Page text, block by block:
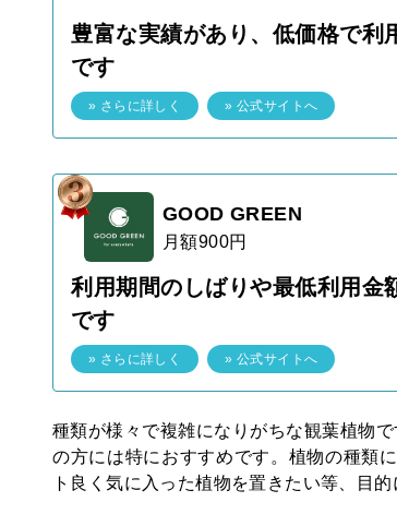
豊富な実績があり、低価格で利
です
» さらに詳しく » 公式サイトへ
GOOD GREEN
月額900円
利用期間のしばりや最低利用金
です
» さらに詳しく » 公式サイトへ
種類が様々で複雑になりがちな観葉植物
の方には特におすすめです。植物の種類
ト良く気に入った植物を置きたい等、目的